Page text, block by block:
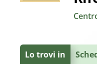
Lo trovi in